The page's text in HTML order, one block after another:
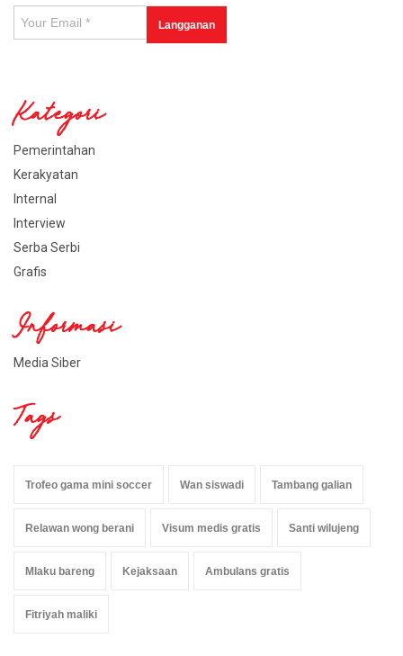
Kategori
Pemerintahan
Kerakyatan
Internal
Interview
Serba Serbi
Grafis
Informasi
Media Siber
Tags
Trofeo gama mini soccer Wan siswadi Tambang galian
Relawan wong berani Visum medis gratis Santi wilujeng
Mlaku bareng Kejaksaan Ambulans gratis
Fitriyah maliki